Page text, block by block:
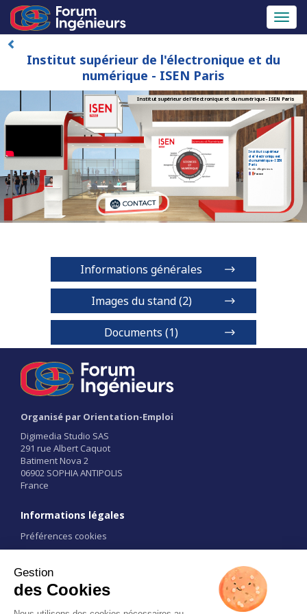
Institut supérieur de l'électronique et du
numérique - ISEN Paris
Institut supérieur de l'électronique et du numérique - ISEN Paris
Institut supérieur
de l'électronique et
du numérique - ISEN
Paris
Ecole d'Ingénieurs
France
Informations générales
Images du stand (2)
Documents (1)
Organisé par Orientation-Emploi
Digimedia Studio SAS
291 rue Albert Caquot
Batiment Nova 2
06902 SOPHIA ANTIPOLIS
France
Informations légales
Préférences cookies
CGU
Liens